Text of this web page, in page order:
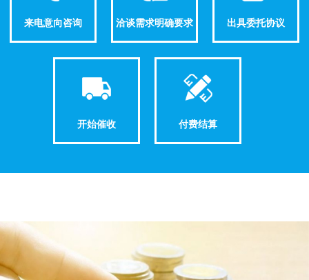
来电意向咨询 洽谈需求明确要求 出具委托协议
开始催收 付费结算